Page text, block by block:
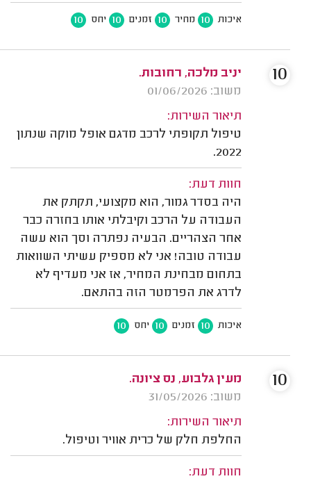
איכות 10 מחיר 10 זמנים 10 יחס 10
יניב מלכה, רחובות.
משוב: 01/06/2026
תיאור השירות:
טיפול תקופתי לרכב מדגם אופל מוקה שנתון
2022.
חוות דעת:
היה בסדר גמור, הוא מקצועי, תקתק את
העבודה על הרכב וקיבלתי אותו בחזרה כבר
אחר הצהריים. הבעיה נפתרה וסך הוא עשה
עבודה טובה! אני לא מספיק עשיתי השוואות
בתחום מבחינת המחיר, אז אני מעדיף לא
לדרג את הפרמטר הזה בהתאם.
איכות 10 זמנים 10 יחס 10
10
מעין גלבוע, נס ציונה.
משוב: 31/05/2026
תיאור השירות:
החלפת חלק של כרית אוויר וטיפול.
חוות דעת:
10